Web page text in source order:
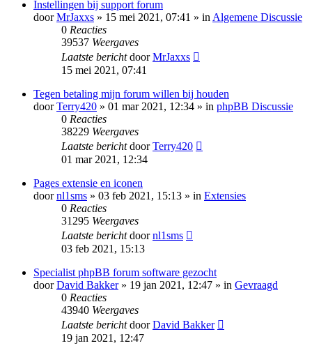
Instellingen bij support forum
doorMrJaxxs » 15 mei 2021, 07:41 » inAlgemene Discussie
0 Reacties
39537 Weergaves
Laatste berichtdoorMrJaxxs
15 mei 2021, 07:41
Tegen betaling mijn forum willen bij houden
doorTerry420 » 01 mar 2021, 12:34 » in phpBB Discussie
0 Reacties
38229 Weergaves
Laatste berichtdoorTerry420
01 mar 2021, 12:34
Pages extensie en iconen
doornl1sms » 03 feb 2021, 15:13 » in Extensies
0 Reacties
31295 Weergaves
Laatste berichtdoornl1sms
03 feb 2021, 15:13
Specialist phpBB forum software gezocht
doorDavid Bakker» 19 jan 2021, 12:47 » in Gevraagd
0 Reacties
43940 Weergaves
Laatste berichtdoorDavid Bakker
19 jan 2021, 12:47